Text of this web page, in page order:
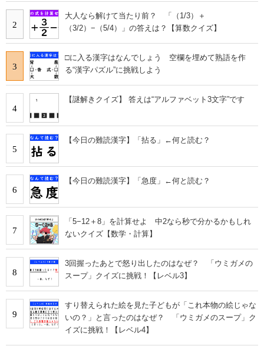
2
大人なら解けて当たり前？ 「（1/3）＋
（3/2）−（5/4）」の答えは？【算数クイズ】
3
□に入る漢字はなんでしょう 空欄を埋めて熟語を作
る“漢字パズル”に挑戦しよう
4
【謎解きクイズ】 答えは“アルファベット3文字”です
5
【今日の難読漢字】「拈る」←何と読む？
6
【今日の難読漢字】「急度」←何と読む？
7
「5−12＋8」を計算せよ 中2なら秒で分かるかもしれ
ないクイズ【数学・計算】
8
3回握ったあとで怒り出したのはなぜ？ 「ウミガメの
スープ」クイズに挑戦！【レベル3】
9
すり替えられた絵を見た子どもが「これ本物の絵じゃな
いの？」と言ったのはなぜ？ 「ウミガメのスープ」ク
イズに挑戦！【レベル4】